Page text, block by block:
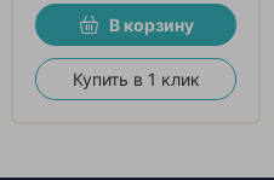
В корзину
Купить в 1 клик